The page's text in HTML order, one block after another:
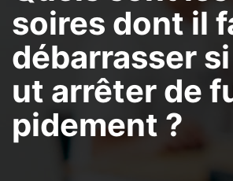
soires dont il
débarrasser si
ut arrêter de
pidement ?